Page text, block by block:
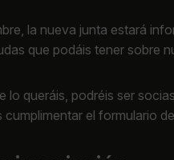
la nueva junta estará
que podáis tener sobre
lo queráis, podréis ser
cumplimentar el formulario